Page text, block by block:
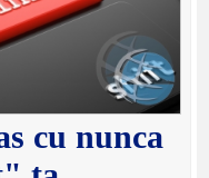
cu nunca